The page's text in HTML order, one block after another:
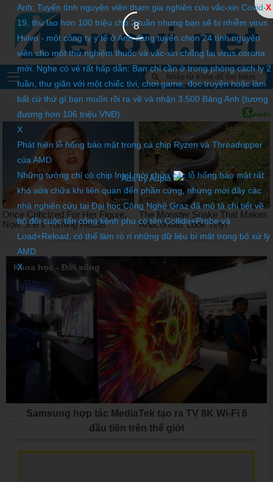
6
X
Ads by Adpia
Khoa học - Đời sống
Samsung hợp tác MediaTek tạo ra TV 8K Wi-Fi 6
đầu tiên trên thế giới
Anh: Tuyển tình nguyện viên tham gia nghiên cứu vắc-xin Covid-
19, thù lao hơn 100 triệu cho 2 tuần nhưng bạn sẽ bị nhiễm virus
Hvivo - một công ty y tế ở Anh đang tuyển chọn 24 tình nguyện
viên cho một thử nghiệm thuốc và vắc-xin chống lại virus corona
mới. Nghe có vẻ rất hấp dẫn: Bạn chỉ cần ở trong phòng cách ly 2
tuần, thư giãn với một chiếc tivi, chơi game, đọc truyện hoặc làm
bất cứ thứ gì bạn muốn rồi ra về và nhận 3.500 Bảng Anh (tương
đương hơn 106 triệu VNĐ).
X
Phát hiện lỗ hổng bảo mật trong cả chip Ryzen và Threadripper
của AMD
Những tưởng chỉ có chip Intel mới chứa các lỗ hổng bảo mật rất
khó sửa chữa khi liên quan đến phần cứng, nhưng mới đây các
nhà nghiên cứu tại Đại học Công Nghệ Graz đã mô tả chi tiết về
bộ đôi cuộc tấn công kênh phụ có tên Collide+Probe và
Load+Reload, có thể làm rò rỉ những dữ liệu bí mật trong bộ xử lý
AMD
X